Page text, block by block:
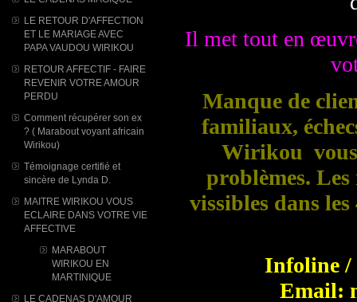
LE RETOUR D'AFFECTION
ET LE MARIAGE AVEC
PAPA VAUDOU WIRIKOU
RETOUR AFFECTIF - FAIRE
REVENIR VOTRE AMOUR
PERDU
Comment récupérer son ex
? ( Marabout voyant africain
Wirikou)
Témoignage certifié et
sincère de Lynda D.
MAITRE WIRIKOU VOUS
ECLAIRE DANS VOTRE VIE
AFFECTIVE
MARABOUT
WIRIKOU ​EN
MARTINIQUE
LE CADENAS D'AMOUR
Il met tout en
Manque de
familiaux,
Wirikou vous
problèmes.
vissibles dans
Infoline /
Email: